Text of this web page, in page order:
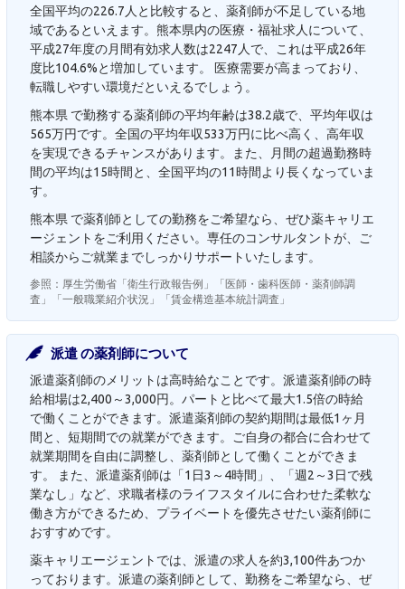
全国平均の226.7人と比較すると、薬剤師が不足している地
域であるといえます。熊本県内の医療・福祉求人について、
平成27年度の月間有効求人数は2247人で、これは平成26年
度比104.6%と増加しています。 医療需要が高まっており、
転職しやすい環境だといえるでしょう。
熊本県 で勤務する薬剤師の平均年齢は38.2歳で、平均年収は
565万円です。全国の平均年収533万円に比べ高く、高年収
を実現できるチャンスがあります。また、月間の超過勤務時
間の平均は15時間と、全国平均の11時間より長くなっていま
す。
熊本県 で薬剤師としての勤務をご希望なら、ぜひ薬キャリエ
ージェントをご利用ください。専任のコンサルタントが、ご
相談からご就業までしっかりサポートいたします。
参照：厚生労働省「衛生行政報告例」「医師・歯科医師・薬剤師調
査」「一般職業紹介状況」「賃金構造基本統計調査」
派遣 の薬剤師について
派遣薬剤師のメリットは高時給なことです。派遣薬剤師の時
給相場は2,400～3,000円。パートと比べて最大1.5倍の時給
で働くことができます。派遣薬剤師の契約期間は最低1ヶ月
間と、短期間での就業ができます。ご自身の都合に合わせて
就業期間を自由に調整し、薬剤師として働くことができま
す。 また、派遣薬剤師は「1日3～4時間」、「週2～3日で残
業なし」など、求職者様のライフスタイルに合わせた柔軟な
働き方ができるため、プライベートを優先させたい薬剤師に
おすすめです。
薬キャリエージェントでは、派遣の求人を約3,100件あつか
っております。派遣の薬剤師として、勤務をご希望なら、ぜ